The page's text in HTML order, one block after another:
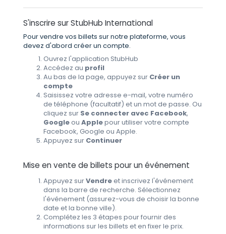
S'inscrire sur StubHub International
Pour vendre vos billets sur notre plateforme, vous
devez d'abord créer un compte.
Ouvrez l'application StubHub
Accédez au profil
Au bas de la page, appuyez sur Créer un
compte
Saisissez votre adresse e-mail, votre numéro
de téléphone (facultatif) et un mot de passe. Ou
cliquez sur Se connecter avec Facebook,
Googleou Applepour utiliser votre compte
Facebook, Google ou Apple.
Appuyez sur Continuer
Mise en vente de billets pour un événement
Appuyez surVendreet inscrivez l'événement
dans la barre de recherche. Sélectionnez
l'événement (assurez-vous de choisir la bonne
date et la bonne ville).
Complétez les 3 étapes pour fournir des
informations sur les billets et en fixer le prix.